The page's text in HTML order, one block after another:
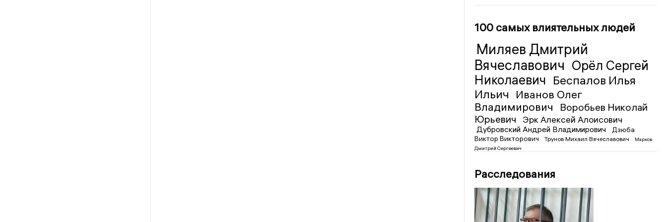
100 самых влиятельных людей
Миляев Дмитрий
Вячеславович Орёл Сергей
Николаевич Беспалов Илья
Ильич
Иванов Олег
Владимирович
Воробьев Николай
Юрьевич
Эрк Алексей Алоисович
Дубровский Андрей Владимирович
Дзюба
Виктор Викторович
Трунов Михаил Вячеславович
Марков
Дмитрий Сергеевич
Расследования